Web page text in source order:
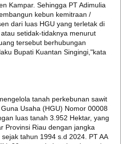
Kampar. Sehingga PT Adimulia
kebun kemitraan /
dari luas HGU yang terletak di
setidak-tidaknya menurut
tersebut berhubungan
Bupati Kuantan Singingi,"kata
tanah perkebunan sawit
Usaha (HGU) Nomor 00008
luas tanah 3.952 Hektar, yang
Provinsi Riau dengan jangka
tahun 1994 s.d 2024. PT AA